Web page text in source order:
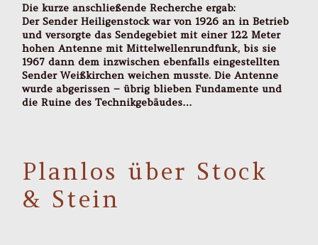
Die kurze anschließende Recherche ergab:
Der Sender Heiligenstock war von 1926 an in Betrieb
und versorgte das Sendegebiet mit einer 122 Meter
hohen Antenne mit Mittelwellenrundfunk, bis sie
1967 dann dem inzwischen ebenfalls eingestellten
Sender Weißkirchen weichen musste. Die Antenne
wurde abgerissen – übrig blieben Fundamente und
die Ruine des Technikgebäudes…
Planlos über Stock
& Stein